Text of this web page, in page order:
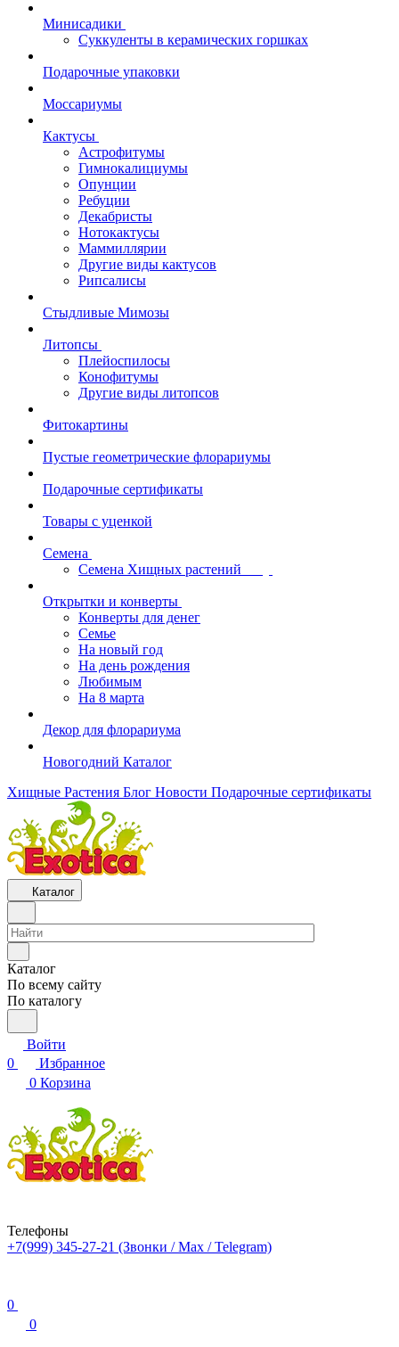
Минисадики
Суккуленты в керамических горшках
Подарочные упаковки
Моссариумы
Кактусы
Астрофитумы
Гимнокалициумы
Опунции
Ребуции
Декабристы
Нотокактусы
Маммиллярии
Другие виды кактусов
Рипсалисы
Стыдливые Мимозы
Литопсы
Плейоспилосы
Конофитумы
Другие виды литопсов
Фитокартины
Пустые геометрические флорариумы
Подарочные сертификаты
Товары с уценкой
Семена
Семена Хищных растений
Открытки и конверты
Конверты для денег
Семье
На новый год
На день рождения
Любимым
На 8 марта
Декор для флорариума
Новогодний Каталог
Хищные Растения Блог Новости Подарочные сертификаты
Каталог
Каталог
По всему сайту
По каталогу
Войти
0
Избранное
0 Корзина
Телефоны
+7(999) 345-27-21 (Звонки / Max / Telegram)
0
0